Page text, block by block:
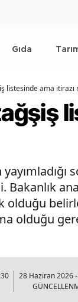
Gıda
listesinde ama itirazı
olduğu
olduğu
28 Haziran 2026